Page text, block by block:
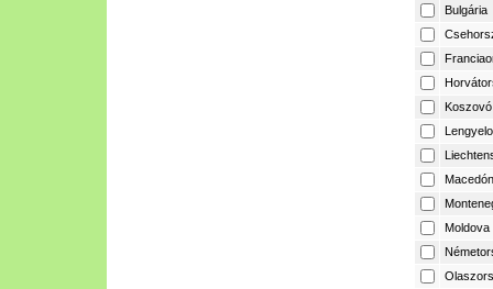
Bulgária
Koszovó
Moldova